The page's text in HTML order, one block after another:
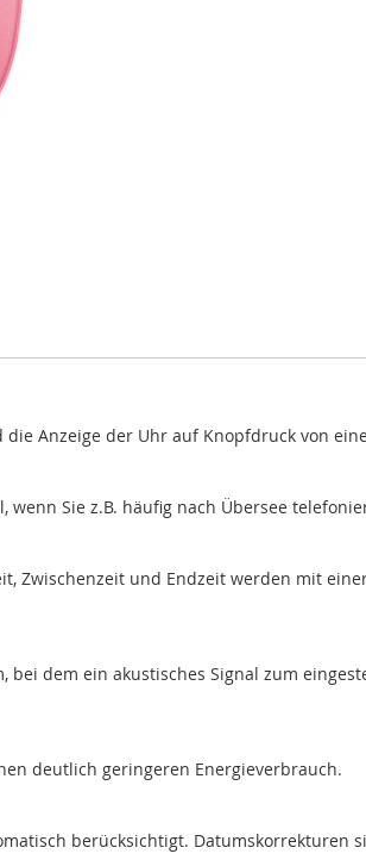
Anzeige der Uhr auf Knopfdruck von
Sie z.B. häufig nach Übersee
Zwischenzeit und Endzeit werden mit
bei dem ein akustisches Signal zum
deutlich geringeren Energieverbrauch.
berücksichtigt.